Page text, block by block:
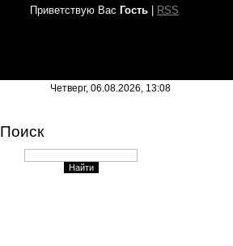
Приветствую Вас Гость| RSS
Четверг, 06.08.2026, 13:08
Поиск